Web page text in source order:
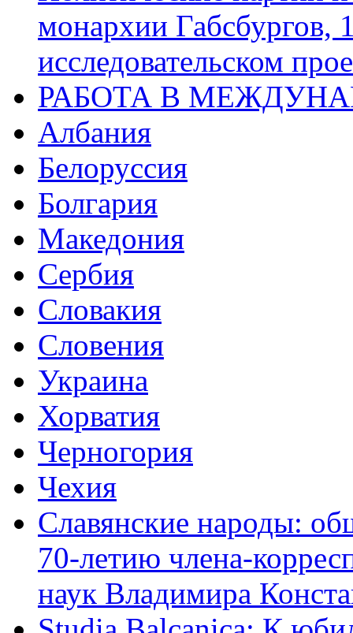
монархии Габсбургов,
исследовательском
РАБОТА В
Албания
Белоруссия
Болгария
Македония
Сербия
Словакия
Словения
Украина
Хорватия
Черногория
Чехия
Славянские народы:
70-летию члена-
наук Владимира